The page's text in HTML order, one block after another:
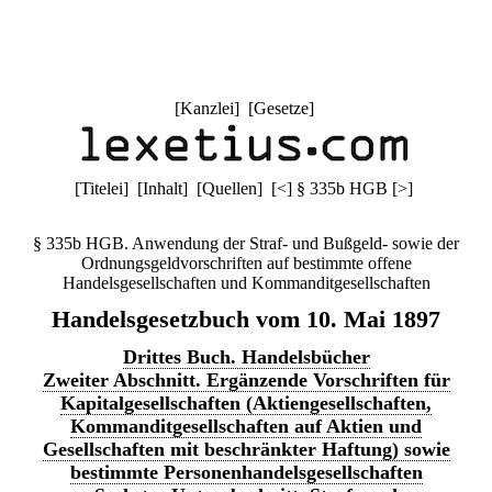
[Kanzlei] [Gesetze]
[Titelei] [Inhalt] [Quellen] [<] § 335b HGB [>]
§ 335b HGB. Anwendung der Straf- und Bußgeld- sowie der
Ordnungsgeldvorschriften auf bestimmte offene
Handelsgesellschaften und Kommanditgesellschaften
Handelsgesetzbuch vom 10. Mai 1897
Drittes Buch. Handelsbücher
Zweiter Abschnitt. Ergänzende Vorschriften für
Kapitalgesellschaften (Aktiengesellschaften,
Kommanditgesellschaften auf Aktien und
Gesellschaften mit beschränkter Haftung) sowie
bestimmte Personenhandelsgesellschaften